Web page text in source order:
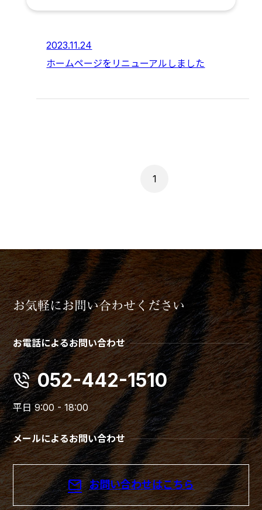
2023.11.24
ホームページをリニューアルしました
1
お気軽にお問い合わせください
お電話によるお問い合わせ
052-442-1510
平日 9:00 - 18:00
メールによるお問い合わせ
お問い合わせはこちら